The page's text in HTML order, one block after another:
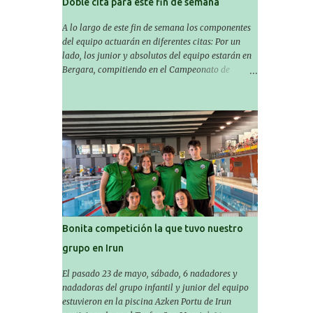
A lo largo de este fin de semana los componentes
del equipo actuarán en diferentes citas: Por un
lado, los junior y absolutos del equipo estarán en
Bergara, compitiendo en el Campeonato de
celebrará en dos jornadas: el sábado tendrá
sesiones de mañana y tarde y el domingo sólo de
mañana. Las sesiones de mañana comenzarán a
las 10:00 y las del sábado por la tarde a las 16:30.
Por otro lado, otro grupo pequeño actuará en el
polideportivo Antzizar de Beasain en el XXIIIº
memorial Leire Contreras , en una mañana
popular festiva organizada por el club Igartza. Las
pruebas empezarán a las 10:30, a las 11:30 habrá
pruebas populares australianas y después habrá
un almuerzo para todos y todas las participantes.
competiciones la encontraréis en nuestra web, en
el siguiente enlace:
https://www.es.buruntzaldeaikt.eus/competici%C3
Bonita competición la que tuvo nuestro
grupo en Irun
El pasado 23 de mayo, sábado, 6 nadadores y
nadadoras del grupo infantil y junior del equipo
estuvieron en la piscina Azken Portu de Irun